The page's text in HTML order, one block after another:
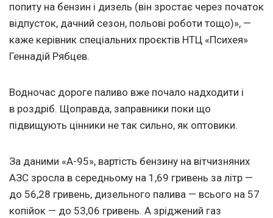
попиту на бензин і дизель (він зростає через початок
відпусток, дачний сезон, польові роботи тощо)», —
каже керівник спеціальних проєктів НТЦ «Психея»
Геннадій Рябцев.
Водночас дороге паливо вже почало надходити і
в роздріб. Щоправда, заправники поки що
підвищують цінники не так сильно, як оптовики.
За даними «А-95», вартість бензину на вітчизняних
АЗС зросла в середньому на 1,69 гривень за літр —
до 56,28 гривень, дизельного палива — всього на 57
копійок — до 53,06 гривень. А зріджений газ